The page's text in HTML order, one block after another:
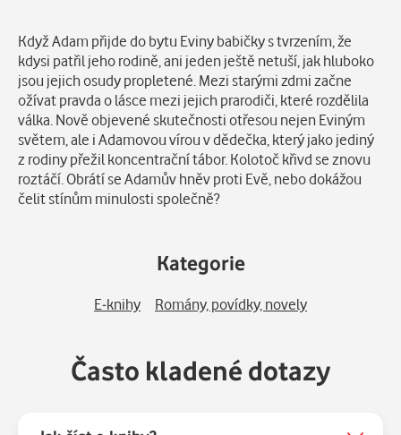
Popis
Když Adam přijde do bytu Eviny babičky s tvrzením, že
kdysi patřil jeho rodině, ani jeden ještě netuší, jak hluboko
jsou jejich osudy propletené. Mezi starými zdmi začne
ožívat pravda o lásce mezi jejich prarodiči, které rozdělila
válka. Nově objevené skutečnosti otřesou nejen Eviným
světem, ale i Adamovou vírou v dědečka, který jako jediný
z rodiny přežil koncentrační tábor. Kolotoč křivd se znovu
roztáčí. Obrátí se Adamův hněv proti Evě, nebo dokážou
čelit stínům minulosti společně?
Kategorie
E-knihy Romány, povídky, novely
Často kladené dotazy